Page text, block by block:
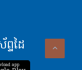
ទដៃ
app